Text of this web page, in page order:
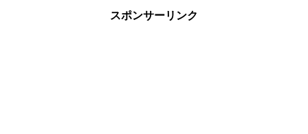
スポンサーリンク